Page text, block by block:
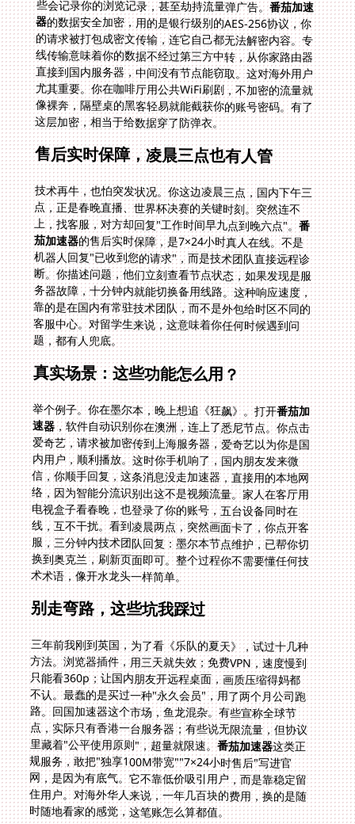
些会记录你的浏览记录，甚至劫持流量弹广告。番茄加速
器的数据安全加密，用的是银行级别的AES-256协议，你
的请求被打包成密文传输，连它自己都无法解密内容。专
线传输意味着你的数据不经过第三方中转，从你家路由器
直接到国内服务器，中间没有节点能窃取。这对海外用户
尤其重要。你在咖啡厅用公共WiFi刷剧，不加密的流量就
像裸奔，隔壁桌的黑客轻易就能截获你的账号密码。有了
这层加密，相当于给数据穿了防弹衣。
售后实时保障，凌晨三点也有人管
技术再牛，也怕突发状况。你这边凌晨三点，国内下午三
点，正是春晚直播、世界杯决赛的关键时刻。突然连不
上，找客服，对方却回复"工作时间早九点到晚六点"。番
茄加速器的售后实时保障，是7×24小时真人在线。不是
机器人回复"已收到您的请求"，而是技术团队直接远程诊
断。你描述问题，他们立刻查看节点状态，如果发现是服
务器故障，十分钟内就能切换备用线路。这种响应速度，
靠的是在国内有常驻技术团队，而不是外包给时区不同的
客服中心。对留学生来说，这意味着你任何时候遇到问
题，都有人兜底。
真实场景：这些功能怎么用？
举个例子。你在墨尔本，晚上想追《狂飙》。打开番茄加
速器，软件自动识别你在澳洲，连上了悉尼节点。你点击
爱奇艺，请求被加密传到上海服务器，爱奇艺以为你是国
内用户，顺利播放。这时你手机响了，国内朋友发来微
信，你顺手回复，这条消息没走加速器，直接用的本地网
络，因为智能分流识别出这不是视频流量。家人在客厅用
电视盒子看春晚，也登录了你的账号，五台设备同时在
线，互不干扰。看到凌晨两点，突然画面卡了，你点开客
服，三分钟内技术团队回复：墨尔本节点维护，已帮你切
换到奥克兰，刷新页面即可。整个过程你不需要懂任何技
术术语，像开水龙头一样简单。
别走弯路，这些坑我踩过
三年前我刚到英国，为了看《乐队的夏天》，试过十几种
方法。浏览器插件，用三天就失效；免费VPN，速度慢到
只能看360p；让国内朋友开远程桌面，画质压缩得妈都
不认。最蠢的是买过一种"永久会员"，用了两个月公司跑
路。回国加速器这个市场，鱼龙混杂。有些宣称全球节
点，实际只有香港一台服务器；有些说无限流量，但协议
里藏着"公平使用原则"，超量就限速。番茄加速器这类正
规服务，敢把"独享100M带宽""7×24小时售后"写进官
网，是因为有底气。它不靠低价吸引用户，而是靠稳定留
住用户。对海外华人来说，一年几百块的费用，换的是随
时随地看家的感觉，这笔账怎么算都值。